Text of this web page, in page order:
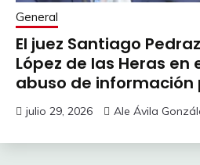
General
El juez Santiago
López de las Heras en
abuso de
julio 29, 2026 Ale Ávila